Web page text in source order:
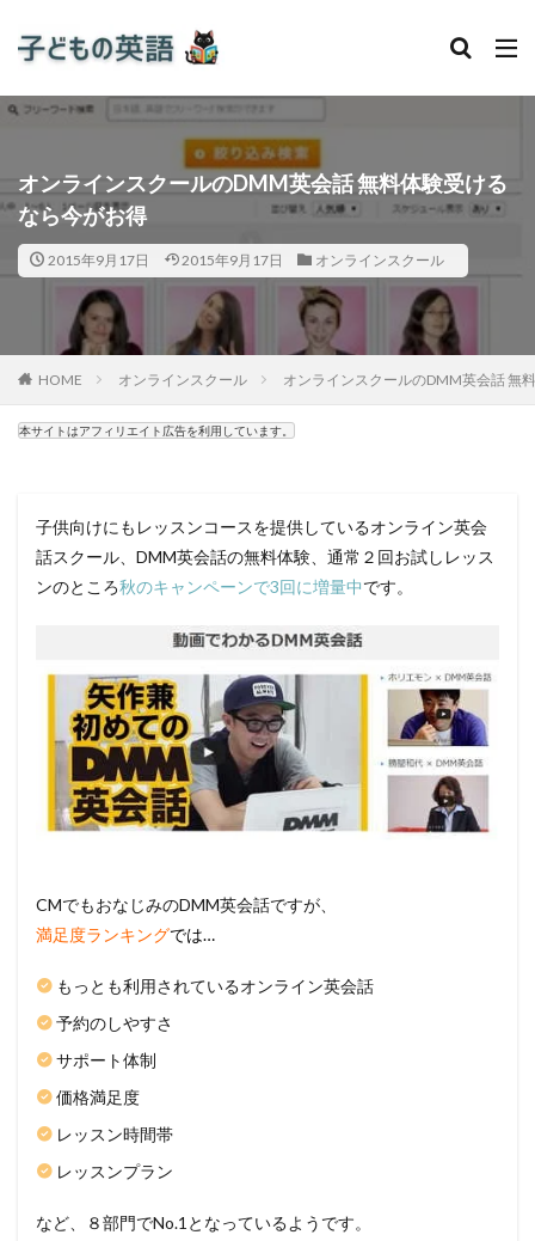
オンラインスクールのDMM英会話 無料体験受ける
なら今がお得
2015年9月17日 2015年9月17日 オンラインスクール
HOME オンラインスクール オンラインスクールのDMM英会話 無
本サイトはアフィリエイト広告を利用しています。
子供向けにもレッスンコースを提供しているオンライン英会
話スクール、DMM英会話の無料体験、通常２回お試しレッス
ンのところ秋のキャンペーンで3回に増量中です。
CMでもおなじみのDMM英会話ですが、
満足度ランキングでは…
もっとも利用されているオンライン英会話
予約のしやすさ
サポート体制
価格満足度
レッスン時間帯
レッスンプラン
など、８部門でNo.1となっているようです。